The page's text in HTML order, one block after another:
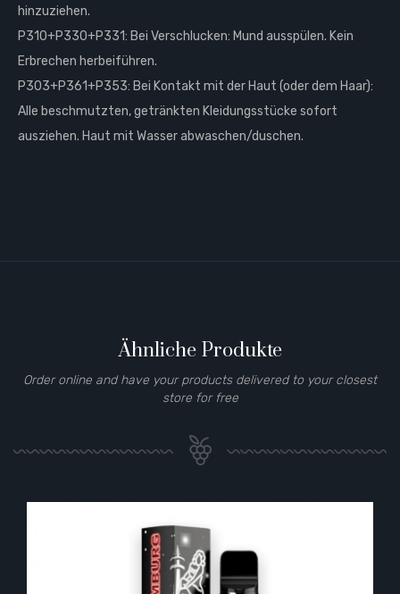
hinzuziehen.
P310+P330+P331: Bei Verschlucken: Mund ausspülen. Kein
Erbrechen herbeiführen.
P303+P361+P353: Bei Kontakt mit der Haut (oder dem Haar):
Alle beschmutzten, getränkten Kleidungsstücke sofort
ausziehen. Haut mit Wasser abwaschen/duschen.
Ähnliche Produkte
Order online and have your products delivered to your closest
store for free